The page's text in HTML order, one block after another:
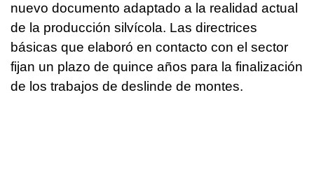
nuevo documento adaptado a la realidad actual
de la producción silvícola. Las directrices
básicas que elaboró en contacto con el sector
fijan un plazo de quince años para la finalización
de los trabajos de deslinde de montes.